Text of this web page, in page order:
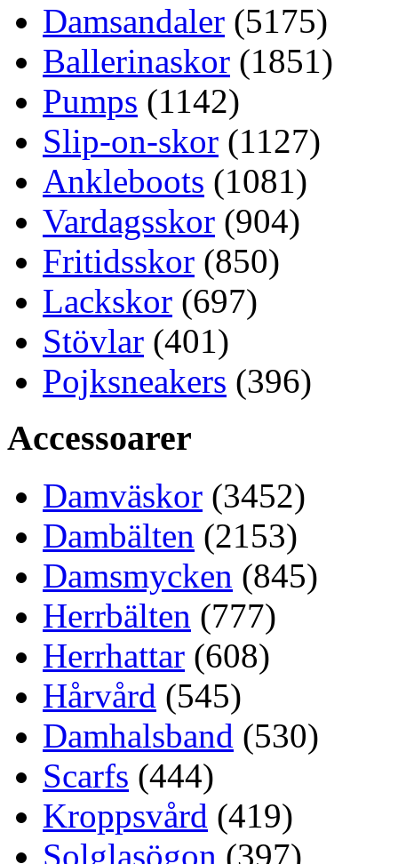
Damsandaler (5175)
Ballerinaskor (1851)
Pumps (1142)
Slip-on-skor (1127)
Ankleboots (1081)
Vardagsskor (904)
Fritidsskor (850)
Lackskor (697)
Stövlar (401)
Pojksneakers (396)
Accessoarer
Damväskor (3452)
Dambälten (2153)
Damsmycken (845)
Herrbälten (777)
Herrhattar (608)
Hårvård (545)
Damhalsband (530)
Scarfs (444)
Kroppsvård (419)
Solglasögon (397)